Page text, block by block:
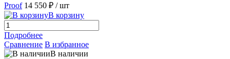
Proof 14 550 ₽ / шт
В корзину
Подробнее
Сравнение В избранное
В наличии